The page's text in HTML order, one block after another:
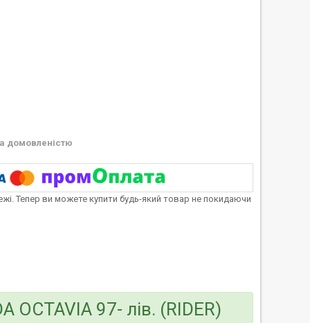
домовленістю
Тепер ви можете купити будь-який товар не покидаючи
OCTAVIA 97- лів. (RIDER)